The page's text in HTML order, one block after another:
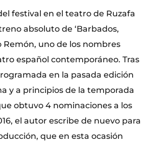
festival en el teatro de Ruzafa
absoluto de ‘Barbados,
Remón, uno de los nombres
español contemporáneo. Tras
en la pasada edición
y a principios de la temporada
obtuvo 4 nominaciones a los
el autor escribe de nuevo para
que en esta ocasión